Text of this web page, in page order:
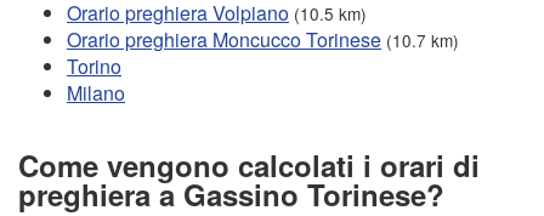
Orario preghiera Volpiano (10.5 km)
Orario preghiera Moncucco Torinese (10.7 km)
Torino
Milano
Come vengono calcolati i orari di
preghiera a Gassino Torinese?